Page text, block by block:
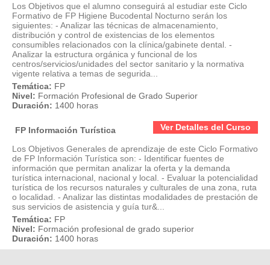
Los Objetivos que el alumno conseguirá al estudiar este Ciclo
Formativo de FP Higiene Bucodental Nocturno serán los
siguientes: - Analizar las técnicas de almacenamiento,
distribución y control de existencias de los elementos
consumibles relacionados con la clínica/gabinete dental. -
Analizar la estructura orgánica y funcional de los
centros/servicios/unidades del sector sanitario y la normativa
vigente relativa a temas de segurida...
Temática: FP
Nivel: Formación Profesional de Grado Superior
Duración: 1400 horas
Ver Detalles del Curso
FP Información Turística
Los Objetivos Generales de aprendizaje de este Ciclo Formativo
de FP Información Turística son: - Identificar fuentes de
información que permitan analizar la oferta y la demanda
turística internacional, nacional y local. - Evaluar la potencialidad
turística de los recursos naturales y culturales de una zona, ruta
o localidad. - Analizar las distintas modalidades de prestación de
sus servicios de asistencia y guía tur&...
Temática: FP
Nivel: Formación profesional de grado superior
Duración: 1400 horas